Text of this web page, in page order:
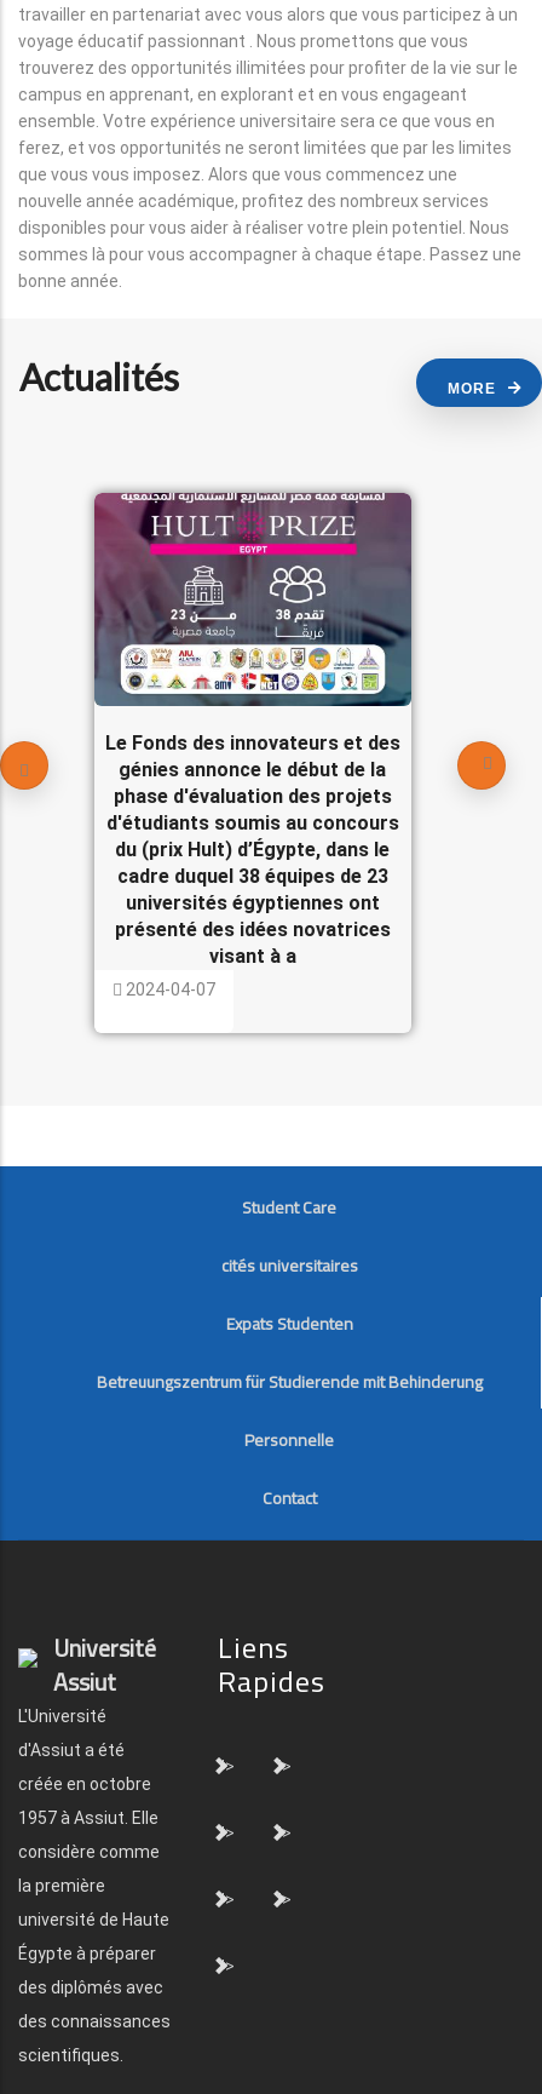
travailler en partenariat avec vous alors que vous participez à un
voyage éducatif passionnant . Nous promettons que vous
trouverez des opportunités illimitées pour profiter de la vie sur le
campus en apprenant, en explorant et en vous engageant
ensemble. Votre expérience universitaire sera ce que vous en
ferez, et vos opportunités ne seront limitées que par les limites
que vous vous imposez. Alors que vous commencez une
nouvelle année académique, profitez des nombreux services
disponibles pour vous aider à réaliser votre plein potentiel. Nous
sommes là pour vous accompagner à chaque étape. Passez une
bonne année.
Actualités MORE
Le Fonds des innovateurs et des
génies annonce le début de la
phase d'évaluation des projets
d'étudiants soumis au concours
du (prix Hult) d’Égypte, dans le
cadre duquel 38 équipes de 23
universités égyptiennes ont
présenté des idées novatrices
visant à a
2024-04-07
FOOTER
Student Care
cités universitaires
Expats Studenten
Betreuungszentrum für Studierende mit Behinderung
Personnelle
Contact
Université
Assiut
L'Université
d'Assiut a été
créée en octobre
1957 à Assiut. Elle
considère comme
la première
université de Haute
Égypte à préparer
des diplômés avec
des connaissances
scientifiques.
Liens
Rapides
"> ">
"> ">
"> ">
">